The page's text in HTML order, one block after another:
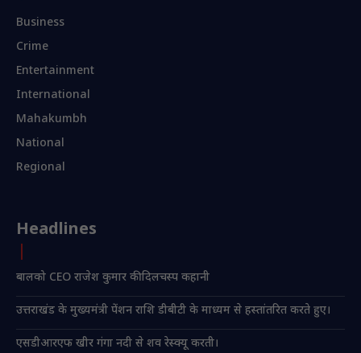
Business
Crime
Entertainment
International
Mahakumbh
National
Regional
Headlines
बालको CEO राजेश कुमार की दिलचस्प कहानी
उत्तराखंड के मुख्यमंत्री पेंशन राशि डीबीटी के माध्यम से हस्तांतरित करते हुए।
एसडीआरएफ खीर गंगा नदी से शव रेस्क्यू करती।